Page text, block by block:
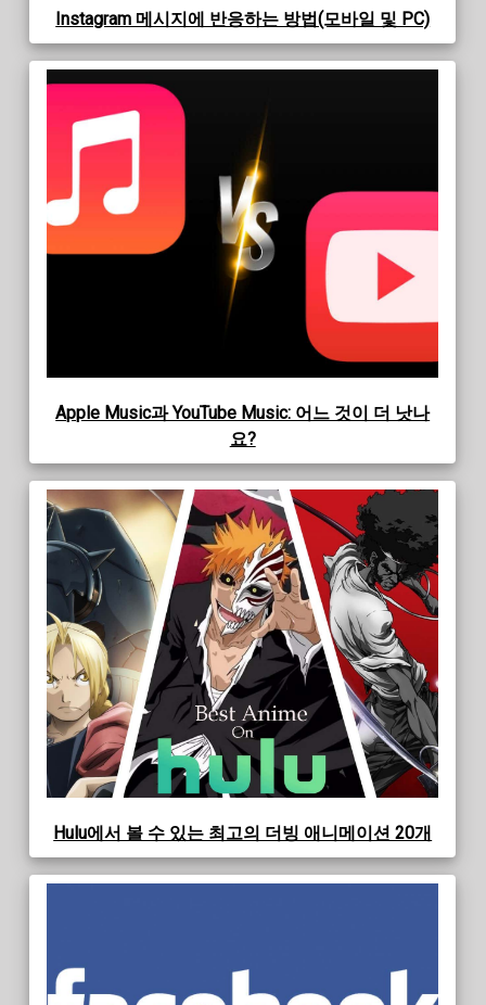
Instagram 메시지에 반응하는 방법(모바일 및 PC)
Apple Music과 YouTube Music: 어느 것이 더 낫나
요?
Hulu에서 볼 수 있는 최고의 더빙 애니메이션 20개